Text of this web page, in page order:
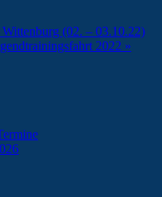
(02. – 03.10.22)
2022 »